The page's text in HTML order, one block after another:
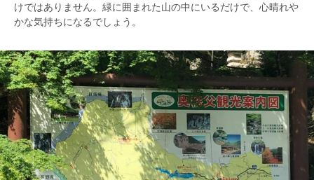
けではありません。緑に囲まれた山の中にいるだけで、心晴れや
かな気持ちになるでしょう。